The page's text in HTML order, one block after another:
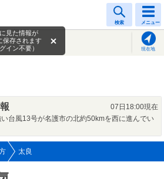
検索 メニュー
現在地
見た情報が
保存されます
グイン不要）
07日18:00現在
台風13号が名護市の北約50kmを西に進んでい
太良